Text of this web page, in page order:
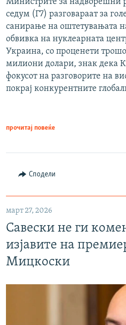
седум (Г7) разговараат за
санирање на оштетувањата
обвивка на нуклеарната
Украина, со проценети
милиони долари, знак дека
фокусот на разговорите на
покрај конкурентните
прочитај повеќе
Сподели
март 27, 2026
Савески не ги
изјавите на
Мицкоски